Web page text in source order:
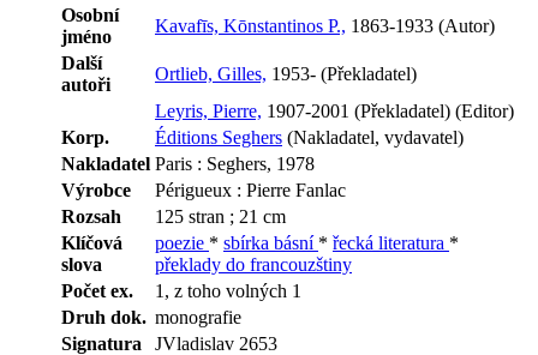
Osobní
jméno
Kavafīs, Kōnstantinos P., 1863-1933 (Autor)
Další
autoři
Ortlieb, Gilles, 1953- (Překladatel)
Leyris, Pierre, 1907-2001 (Překladatel) (Editor)
Korp.
Éditions Seghers (Nakladatel, vydavatel)
Nakladatel Paris : Seghers, 1978
Výrobce
Périgueux : Pierre Fanlac
Rozsah
125 stran ; 21 cm
Klíčová
slova
poezie * sbírka básní * řecká literatura *
překlady do francouzštiny
Počet ex.
1, z toho volných 1
Druh dok. monografie
Signatura
JVladislav 2653